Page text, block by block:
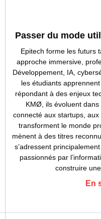
Passer du mode
Epitech forme les futurs
approche immersive,
Développement, IA,
les étudiants
répondant à des enjeux
KMØ, ils évoluent dans
connecté aux startups,
transforment le monde
mènent à des titres
s’adressent
passionnés par
construire
En